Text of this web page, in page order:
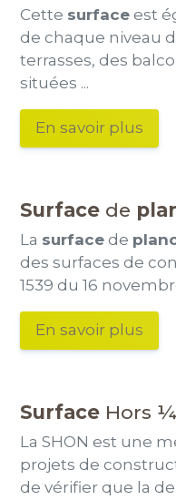
Cette surfaceest
de chaque niveau
terrasses, des
situées ...
En savoir plus
Surfacede
La surfacede
des surfaces de
1539 du 16
En savoir plus
SurfaceHors
La SHON est une
projets de
de vérifier que la